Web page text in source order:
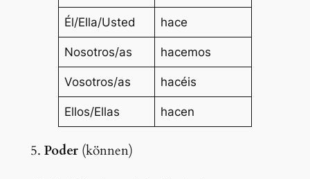
Él/Ella/Usted hace
Nosotros/as hacemos
Vosotros/as hacéis
Ellos/Ellas hacen
5. Poder(können)